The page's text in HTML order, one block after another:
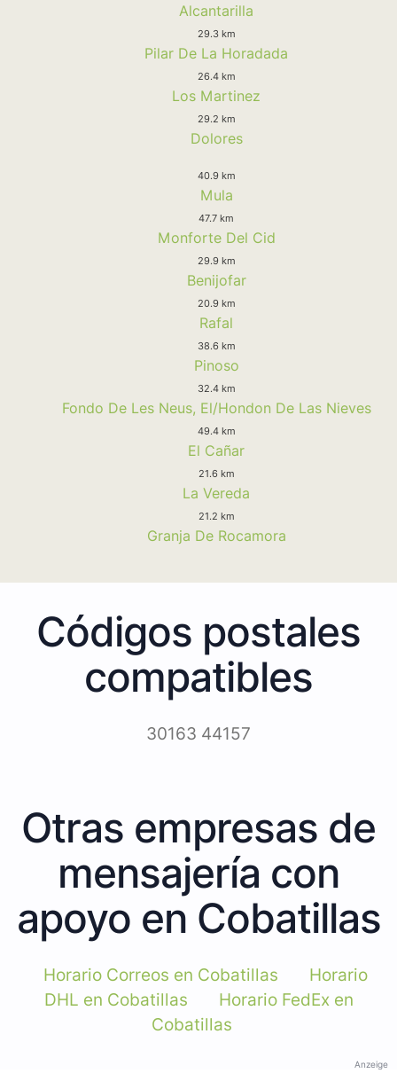
Alcantarilla
29.3 km
Pilar De La Horadada
26.4 km
Los Martinez
29.2 km
Dolores
40.9 km
Mula
47.7 km
Monforte Del Cid
29.9 km
Benijofar
20.9 km
Rafal
38.6 km
Pinoso
32.4 km
Fondo De Les Neus, El/Hondon De Las Nieves
49.4 km
El Cañar
21.6 km
La Vereda
21.2 km
Granja De Rocamora
Códigos postales
compatibles
30163 44157
Otras empresas de
mensajería con
apoyo en Cobatillas
Horario Correos en Cobatillas
Horario
DHL en Cobatillas
Horario FedEx en
Cobatillas
Anzeige